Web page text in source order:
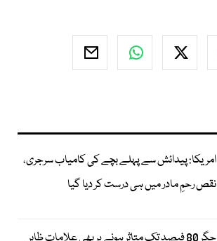
امریکا: پیدائش سے پہلے بچے کی کامیاب سرجری،
نقص رحمِ مادر میں ہی درست کر دیا گیا